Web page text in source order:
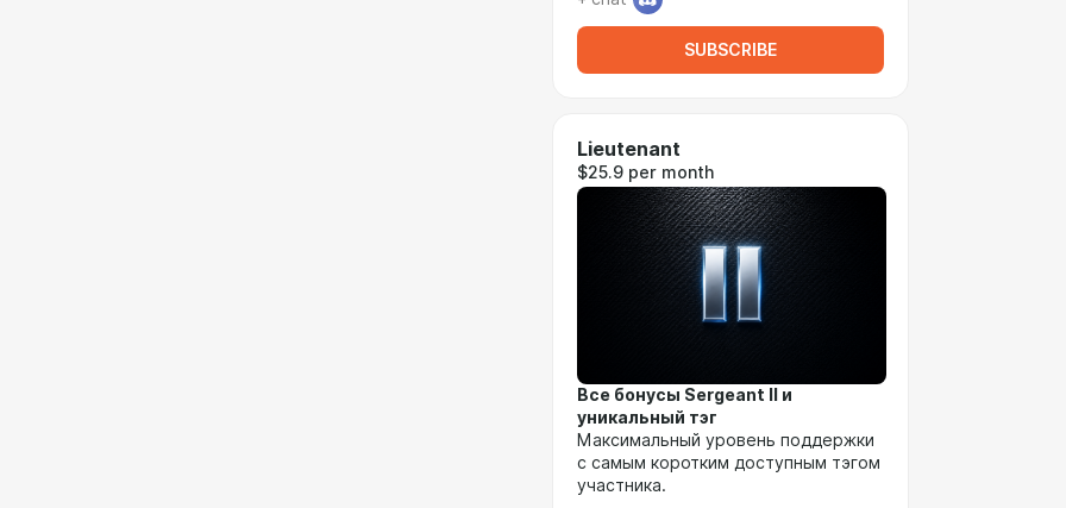
SUBSCRIBE
Lieutenant
$25.9 per month
Все бонусы Sergeant II и
уникальный тэг
Максимальный уровень поддержки
с самым коротким доступным тэгом
участника.